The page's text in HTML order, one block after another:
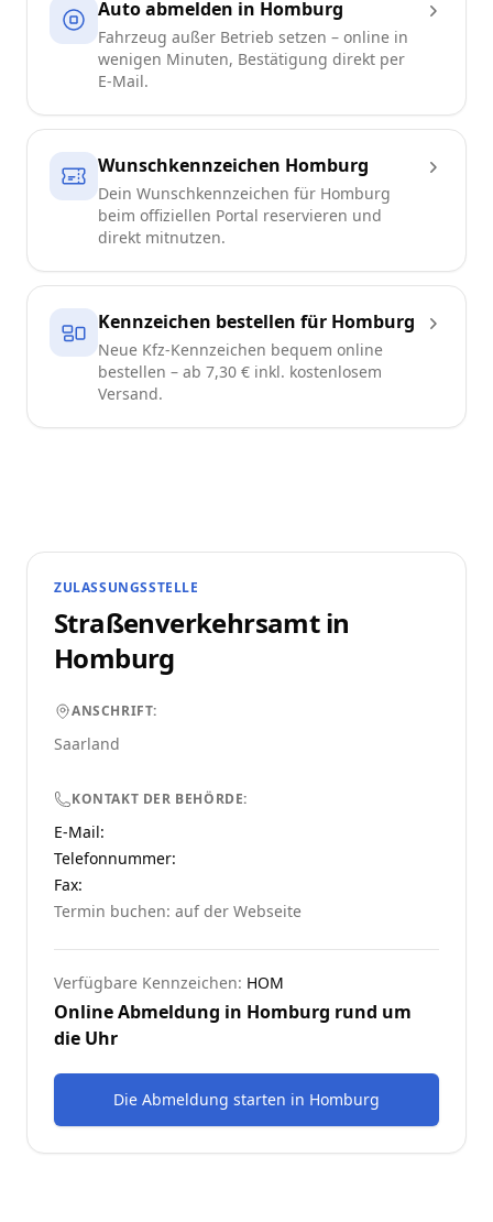
Auto abmelden in Homburg
Fahrzeug außer Betrieb setzen – online in
wenigen Minuten, Bestätigung direkt per
E-Mail.
Wunschkennzeichen Homburg
Dein Wunschkennzeichen für Homburg
beim offiziellen Portal reservieren und
direkt mitnutzen.
Kennzeichen bestellen für Homburg
Neue Kfz-Kennzeichen bequem online
bestellen – ab 7,30 € inkl. kostenlosem
Versand.
ZULASSUNGSSTELLE
Straßenverkehrsamt in
Homburg
ANSCHRIFT:
Saarland
KONTAKT DER BEHÖRDE:
E-Mail:
Telefonnummer:
Fax:
Termin buchen: auf der Webseite
Verfügbare Kennzeichen: HOM
Online Abmeldung in Homburg rund um
die Uhr
Die Abmeldung starten in Homburg